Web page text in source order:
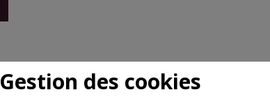
Gestion des cookies